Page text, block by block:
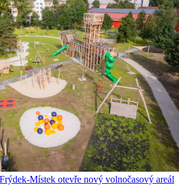
Místek otevře nový volnočasový areál